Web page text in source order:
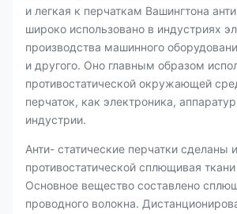
и легкая к перчаткам Вашингтона
широко использовано в индустриях
производства машинного
и другого. Оно главным образом
противостатической окружающей
перчаток, как электроника,
индустрии.
Анти- статические перчатки сделаны
противостатической сплющивая
Основное вещество составлено
проводного волокна.